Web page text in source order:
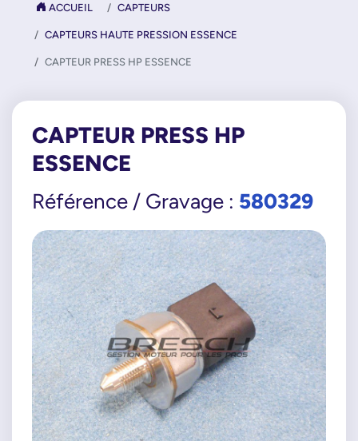
ACCUEIL CAPTEURS
CAPTEURS HAUTE PRESSION ESSENCE
CAPTEUR PRESS HP ESSENCE
CAPTEUR PRESS HP
ESSENCE
Référence / Gravage : 580329